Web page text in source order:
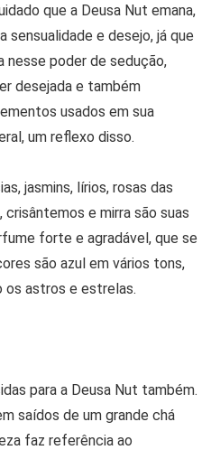
que a Deusa Nut emana,
sensualidade e desejo, já que
nesse poder de sedução,
desejada e também
usados em sua
um reflexo disso.
jasmins, lírios, rosas das
crisântemos e mirra são suas
forte e agradável, que se
são azul em vários tons,
os astros e estrelas.
para a Deusa Nut também.
saídos de um grande chá
faz referência ao